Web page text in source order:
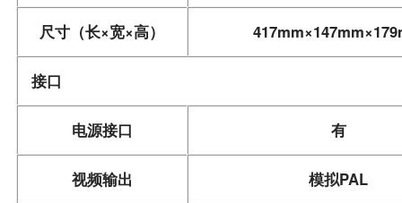
尺寸（长×宽×高）
接口
电源接口 有
视频输出 模拟PAL